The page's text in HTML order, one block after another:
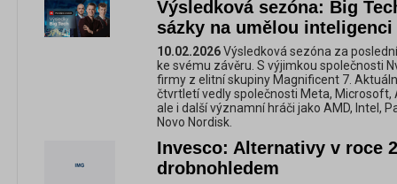
Výsledková sezóna: Big
sázky na umělou inteligenci
10.02.2026Výsledková sezóna za
ke svému závěru. S výjimkou společnosti
firmy z elitní skupiny Magnificent 7.
čtvrtletí vedly společnosti Meta, Microsoft,
ale i další významní hráči jako AMD, Intel,
Novo Nordisk.
Invesco: Alternativy v roce
drobnohledem